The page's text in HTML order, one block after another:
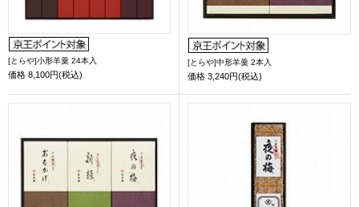
[とらや]小形羊羹 24本入
価格 8,100円(税込)
[とらや]中形羊羹 2本入
価格 3,240円(税込)